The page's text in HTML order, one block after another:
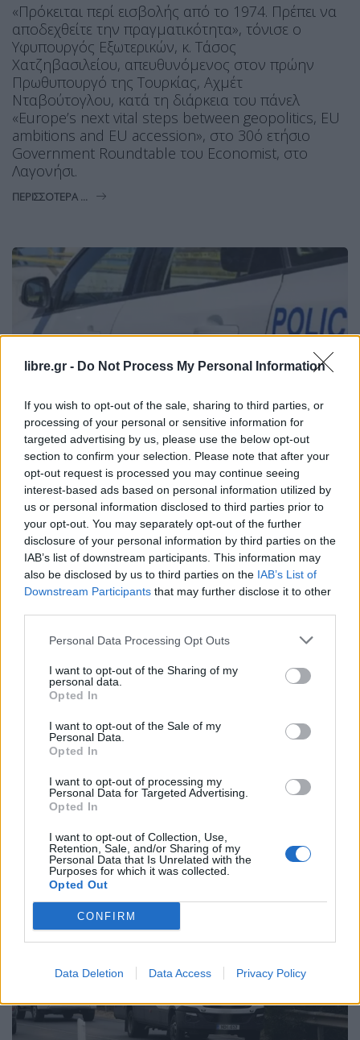
libre.gr - Do Not Process My Personal Information
If you wish to opt-out of the sale, sharing to third parties, or
processing of your personal or sensitive information for
targeted advertising by us, please use the below opt-out
section to confirm your selection. Please note that after your
opt-out request is processed you may continue seeing
interest-based ads based on personal information utilized by
us or personal information disclosed to third parties prior to
your opt-out. You may separately opt-out of the further
disclosure of your personal information by third parties on the
IAB’s list of downstream participants. This information may
also be disclosed by us to third parties on the IAB’s List of
Downstream Participants that may further disclose it to other
Personal Data Processing Opt Outs
I want to opt-out of the Sharing of my
personal data.
Opted In
I want to opt-out of the Sale of my
Personal Data.
Opted In
I want to opt-out of processing my
Personal Data for Targeted Advertising.
Opted In
I want to opt-out of Collection, Use,
Retention, Sale, and/or Sharing of my
Personal Data that Is Unrelated with the
Purposes for which it was collected.
Opted Out
CONFIRM
Data Deletion Data Access Privacy Policy
«Πρόκειται περί εισβολής από το 1974. Πρέπει να
αποδεχθείτε την πραγματικότητα», τόνισε ο
Υφυπουργός Εξωτερικών, κ. Τάσος
Χατζηβασιλείου, απευθυνόμενος στον πρώην
Πρωθυπουργό της Τουρκίας, Αχμέτ
Νταβούτογλου, κατά τη διάρκεια του πάνελ
«Europe’s next vital steps between geopolitics, EU
ambitions and EU accession», στο 30ό ετήσιο
Government Roundtable του Economist, στο
Λαγονήσι.
ΠΕΡΙΣΣΌΤΕΡΑ ...
Σοκ στην Κύπρο: Πώς συνέβη η
τραγωδία με τα δύο
Η Συντακτική ομάδα του Libre
Αναπάντητα παραμένουν τα ερωτήματα για την
φρικτή υπόθεση με τα δύο ανήλικα αδέλφια που
βρέθηκαν νεκρά μέσα σε αυτοκίνητο στην Κύπρο.
Τόσο ο πατέρας όσο και η μητριά των παιδιών,
αναμένεται να καταθέσουν σήμερα (29.06.2026)
ακόμα σε εξέλιξη.
ΠΕΡΙΣΣΌΤΕΡΑ ...